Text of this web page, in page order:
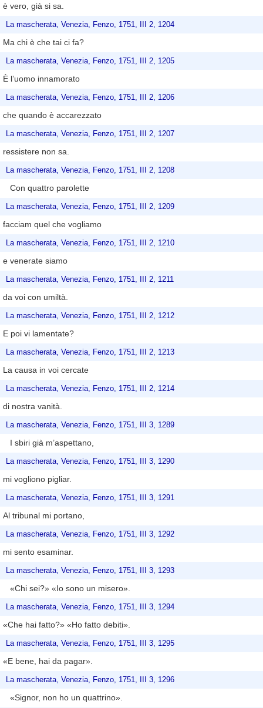
è vero, già si sa.
La mascherata, Venezia, Fenzo, 1751, III 2, 1204
Ma chi è che tai ci fa?
La mascherata, Venezia, Fenzo, 1751, III 2, 1205
È l’uomo innamorato
La mascherata, Venezia, Fenzo, 1751, III 2, 1206
che quando è accarezzato
La mascherata, Venezia, Fenzo, 1751, III 2, 1207
ressistere non sa.
La mascherata, Venezia, Fenzo, 1751, III 2, 1208
Con quattro parolette
La mascherata, Venezia, Fenzo, 1751, III 2, 1209
facciam quel che vogliamo
La mascherata, Venezia, Fenzo, 1751, III 2, 1210
e venerate siamo
La mascherata, Venezia, Fenzo, 1751, III 2, 1211
da voi con umiltà.
La mascherata, Venezia, Fenzo, 1751, III 2, 1212
E poi vi lamentate?
La mascherata, Venezia, Fenzo, 1751, III 2, 1213
La causa in voi cercate
La mascherata, Venezia, Fenzo, 1751, III 2, 1214
di nostra vanità.
La mascherata, Venezia, Fenzo, 1751, III 3, 1289
I sbiri già m’aspettano,
La mascherata, Venezia, Fenzo, 1751, III 3, 1290
mi vogliono pigliar.
La mascherata, Venezia, Fenzo, 1751, III 3, 1291
Al tribunal mi portano,
La mascherata, Venezia, Fenzo, 1751, III 3, 1292
mi sento esaminar.
La mascherata, Venezia, Fenzo, 1751, III 3, 1293
«Chi sei?» «Io sono un misero».
La mascherata, Venezia, Fenzo, 1751, III 3, 1294
«Che hai fatto?» «Ho fatto debiti».
La mascherata, Venezia, Fenzo, 1751, III 3, 1295
«E bene, hai da pagar».
La mascherata, Venezia, Fenzo, 1751, III 3, 1296
«Signor, non ho un quattrino».